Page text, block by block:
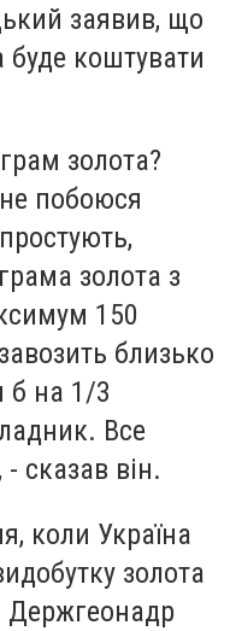
заявив, що
буде коштувати
золота?
побоюся
золота з
150
близько
б на 1/3
Все
сказав він.
коли Україна
золота
Держгеонадр